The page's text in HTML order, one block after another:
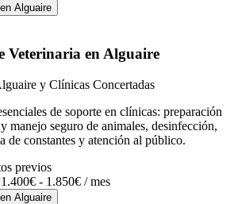
en Alguaire
Veterinaria en Alguaire
y Clínicas Concertadas
de soporte en clínicas: preparación
manejo seguro de animales, desinfección,
de constantes y atención al público.
previos
1.400€ - 1.850€ / mes
en Alguaire